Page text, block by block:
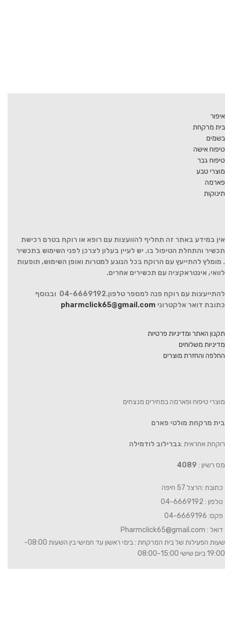
איפור
בית מרקחת
בשמים
טיפוח אישה
טיפוח גבר
מוצרי טבע
פארמה
תינוקות
אין במידע באתר זה תחליף להוועצות עם רופא או רוקח בטרם רכישת
תכשיר והתחלת הטיפול בו. יש לעיין בעלון לצרכן לפני השימוש בתכשיר
. מומלץ להתייעץ עם הרוקח בכל הנוגע למטרות ואופן השימוש, תופעות
לוואי, אינטראקציה עם תכשירים אחרים.
להתייעצות עם רוקח פנה למספר טלפון.04-6669192 ובנוסף
כתובת דואר אלקטרוני pharmclick65@gmail.com
תקנון האתר ומדיניות פרטיות
מדיניות משלוחים
החלפה והחזרת מוצרים
מוצרי טיפוח ופארמה במחירים מנצחים
בית מרקחת מולטי פארם
רוקחת אחראית :גברילוב לודמילה
מס רשיון : 4089
כתובת :הרצל 57 חיפה
טלפון : 04-6669192
פקס: 04-6669196
דואל : Pharmclick65@gmail.com
שעות הפעילות של בית המרקחת : בימי ראשון עד חמישי בין השעות 08:00-
19:00 ביום שישי 08:00-15:00